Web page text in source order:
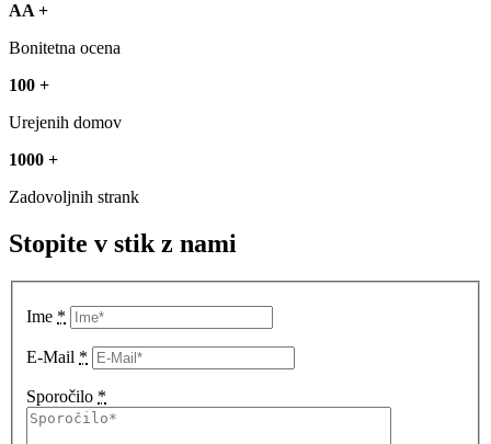
AA +
Bonitetna ocena
100 +
Urejenih domov
1000 +
Zadovoljnih strank
Stopite v stik z nami
Ime *
E-Mail *
Sporočilo *